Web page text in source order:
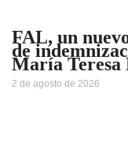
FAL, un
de
María Teresa
2 de agosto de 2026